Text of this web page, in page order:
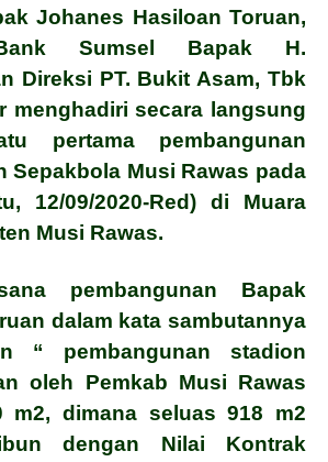
Johanes Hasiloan Toruan,
Sumsel Bapak H.
Direksi PT. Bukit Asam, Tbk
menghadiri secara langsung
pertama pembangunan
Sepakbola Musi Rawas pada
12/09/2020-Red) di Muara
Musi Rawas.
pembangunan Bapak
dalam kata sambutannya
“ pembangunan stadion
oleh Pemkab Musi Rawas
m2, dimana seluas 918 m2
dengan Nilai Kontrak